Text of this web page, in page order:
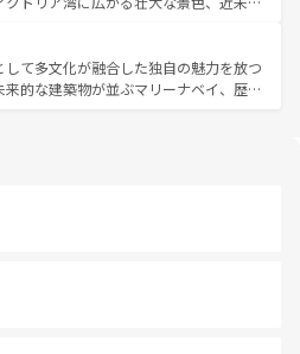
中温暖で、どの季節にも異なる楽しみ
しみやすいタイの人々、仏教を中心とし
様な観光資源が、訪れる旅人を魅了し続
感動するはず。観光スポットが密集し
見どころを回れるのも魅力。息をのむよ
的な体験まで、香港を存分に楽しみ尽く
して多文化が融合した独自の魅力を放つ
来的な建築物が並ぶマリーナベイ、歴史
元の風情を楽しめる外せないスポット